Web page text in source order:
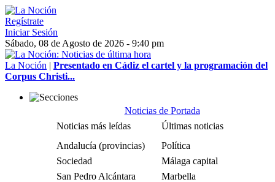
Regístrate
Iniciar Sesión
Sábado, 08 de Agosto de 2026 - 9:40 pm
La Noción | Presentado en Cádiz el cartel y la programación del
Corpus Christi...
Noticias de Portada
Noticias más leídas
Últimas noticias
Andalucía (provincias)
Política
Sociedad
Málaga capital
San Pedro Alcántara
Marbella